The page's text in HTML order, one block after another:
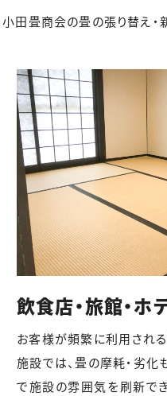
小田畳商会の畳の張り替え・
飲食店・旅館・ホ
お客様が頻繁に利用され
施設では、畳の摩耗・劣化
で施設の雰囲気を刷新で